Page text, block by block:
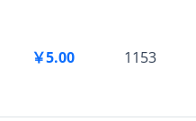
￥5.00 1153